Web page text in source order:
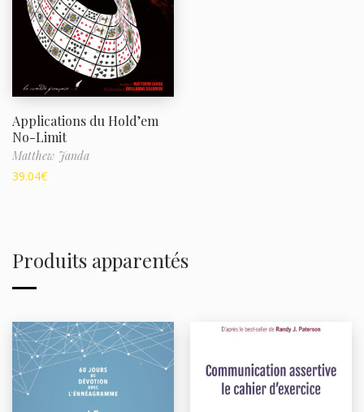
Applications du Hold’em
No-Limit
Matthew Janda
39.04€
Produits apparentés